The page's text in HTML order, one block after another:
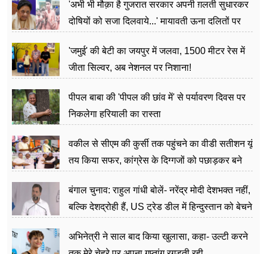
'अभी भी मौक़ा है गुजरात सरकार अपनी ग़लती सुधारकर
दोषियों को सजा दिलवाये...' मायावती ऊना दलितों पर
'जमुई' की बेटी का जयपुर में जलवा, 1500 मीटर रेस में
जीता सिल्वर, अब नेशनल पर निशाना!
पीपल बाबा की 'पीपल की छांव में' से पर्यावरण दिवस पर
निकलेगा हरियाली का रास्ता
वकील से सीएम की कुर्सी तक पहुंचने का वीडी सतीशन यूं
तय किया सफर, कांग्रेस के दिग्गजों को पछाड़कर बने
बंगाल चुनाव: राहुल गांधी बोलें- नरेंद्र मोदी देशभक्त नहीं,
बल्कि देशद्रोही हैं, US ट्रेड डील में हिन्दुस्तान को बेचने
अभिनेत्री ने साल बाद किया खुलासा, कहा- उल्टी करने